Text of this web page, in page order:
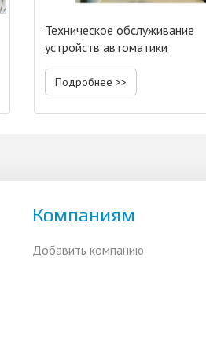
Техническое обслуживание
устройств автоматики
Подробнее >>
Компаниям
Добавить компанию